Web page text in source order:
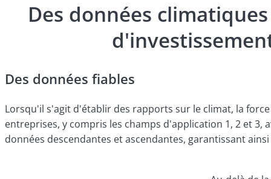
Des données
Des données fiables
Lorsqu'il s'agit d'établir des rapports sur le climat, la
entreprises, y compris les champs d'application 1, 2 et
données descendantes et ascendantes, garantissant